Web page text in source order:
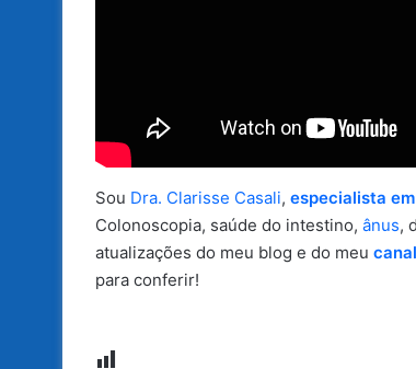
Sou Dra. Clarisse Casali, especialista
Colonoscopia, saúde do intestino, ânus,
atualizações do meu blog e do meu
para conferir!